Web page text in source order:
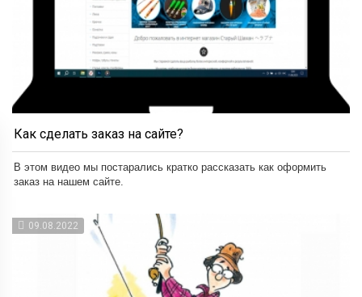
Как сделать заказ на сайте?
В этом видео мы постарались кратко рассказать как оформить
заказ на нашем сайте.
09.08.2022